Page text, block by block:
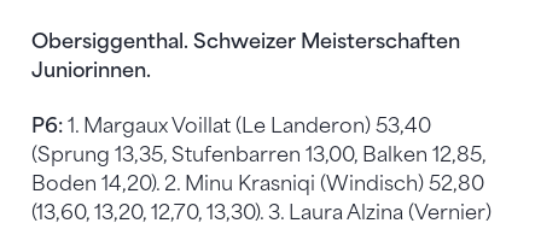
Obersiggenthal. Schweizer Meisterschaften
Juniorinnen.
P6: 1. Margaux Voillat (Le Landeron) 53,40
(Sprung 13,35, Stufenbarren 13,00, Balken 12,85,
Boden 14,20). 2. Minu Krasniqi (Windisch) 52,80
(13,60, 13,20, 12,70, 13,30). 3. Laura Alzina (Vernier)